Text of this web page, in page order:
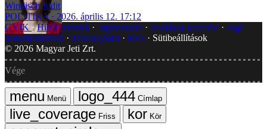
Windisch Judit
POLITIKA
2026. április 12. 17:12
GYIK Hibát jelentek Impresszum Javítások kezelése
Jogi
dokumentumok
Médiaajánlat RSS
Sütibeállítások
© 2026 Magyar Jeti Zrt.
Vége
Menü
Címlap
Friss
Kör